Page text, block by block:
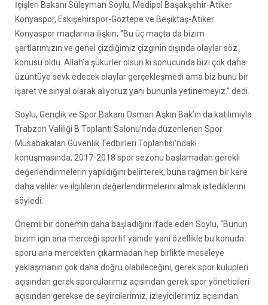
İçişleri Bakanı Süleyman Soylu, Medipol Başakşehir-Atiker
Konyaspor, Eskişehirspor-Göztepe ve Beşiktaş-Atiker
Konyaspor maçlarına ilişkin, “Bu üç maçta da bizim
şartlarımızın ve genel çizdiğimiz çizginin dışında olaylar söz
konusu oldu. Allah’a şükürler olsun ki sonucunda bizi çok daha
üzüntüye sevk edecek olaylar gerçekleşmedi ama biz bunu bir
işaret ve sinyal olarak alıyoruz yani bununla yetinemeyiz.” dedi.
Soylu, Gençlik ve Spor Bakanı Osman Aşkın Bak’ın da katılımıyla
Trabzon Valiliği B Toplantı Salonu’nda düzenlenen Spor
Müsabakaları Güvenlik Tedbirleri Toplantısı’ndaki
konuşmasında, 2017-2018 spor sezonu başlamadan gerekli
değerlendirmelerin yapıldığını belirterek, buna rağmen bir kere
daha valiler ve ilgililerin değerlendirmelerini almak istediklerini
söyledi.
Önemli bir dönemin daha başladığını ifade eden Soylu, “Bunun
bizim için ana merceği sportif yanıdır yani özellikle bu konuda
sporu ana mercekten çıkarmadan hep birlikte meseleye
yaklaşmanın çok daha doğru olabileceğini, gerek spor kulüpleri
açısından gerek sporcularımız açısından gerek spor yöneticileri
açısından gerekse de seyircilerimiz, izleyicilerimiz açısından